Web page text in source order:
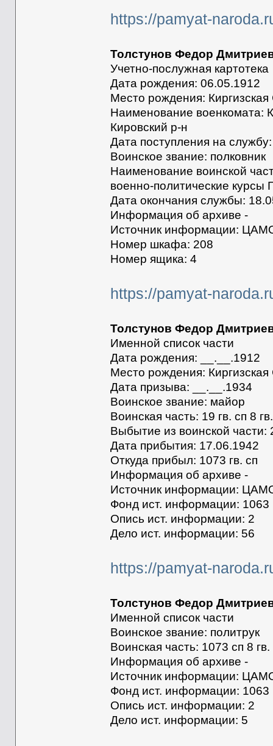
https://pamyat-
Толстунов Федор
Учетно-послужная картотека
Дата рождения: 06.05.1912
Место рождения:
Наименование военкомата:
Кировский р-н
Дата поступления на
Воинское звание: полковник
Наименование воинской
военно-политические курсы
Дата окончания службы:
Информация об архиве -
Источник информации:
Номер шкафа: 208
Номер ящика: 4
https://pamyat-
Толстунов Федор
Именной список части
Дата рождения: __.__.1912
Место рождения:
Дата призыва: __.__.1934
Воинское звание: майор
Воинская часть: 19 гв. сп 8
Выбытие из воинской части:
Дата прибытия: 17.06.1942
Откуда прибыл: 1073 гв. сп
Информация об архиве -
Источник информации:
Фонд ист. информации: 1063
Опись ист. информации: 2
Дело ист. информации: 56
https://pamyat-
Толстунов Федор
Именной список части
Воинское звание: политрук
Воинская часть: 1073 сп 8 гв.
Информация об архиве -
Источник информации:
Фонд ист. информации: 1063
Опись ист. информации: 2
Дело ист. информации: 5